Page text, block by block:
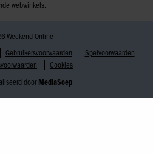
webwinkels.
Weekend Online
Gebruikersvoorwaarden
Spelvoorwaarden
Cookies
door MediaSoep